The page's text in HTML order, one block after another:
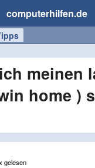
computerhilfen.de
meinen
home )
gelesen